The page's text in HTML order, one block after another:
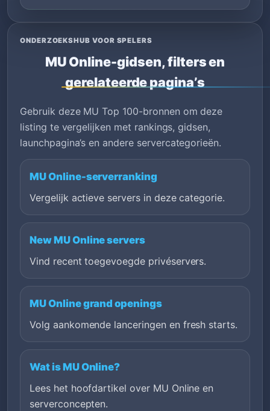
ONDERZOEKSHUB VOOR SPELERS
MU Online-gidsen, filters en
gerelateerde pagina’s
Gebruik deze MU Top 100-bronnen om deze
listing te vergelijken met rankings, gidsen,
launchpagina’s en andere servercategorieën.
MU Online-serverranking
Vergelijk actieve servers in deze categorie.
New MU Online servers
Vind recent toegevoegde privéservers.
MU Online grand openings
Volg aankomende lanceringen en fresh starts.
Wat is MU Online?
Lees het hoofdartikel over MU Online en
serverconcepten.